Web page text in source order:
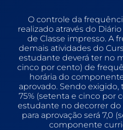
O controle da
realizado através do
de Classe impresso. A
demais atividades do
estudante deverá ter no
cinco por cento) de
horária do
aprovado. Sendo
75% (setenta e cinco por
estudante no decorrer do
para aprovação será 7,0
componente